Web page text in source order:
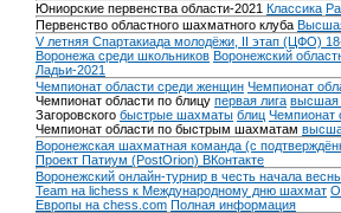
Юниорские первенства области-2021 Классика
Первенство областного шахматного клуба
V летняя Спартакиада молодёжи, II этап (ЦФО)
Воронежа среди школьников Воронежский
Ладьи-2021
Чемпионат области среди женщин Чемпионат
Чемпионат области по блицу первая лига высшая
Загоровского быстрые шахматы блиц Чемпионат
Чемпионат области по быстрым шахматам
Воронежская шахматная команда (с
Проект Патиум (PostOrion) ВКонтакте
Воронежский онлайн-турнир в честь начала
Team на lichess к Международному дню шахмат
Европы на chess.com Полная информация